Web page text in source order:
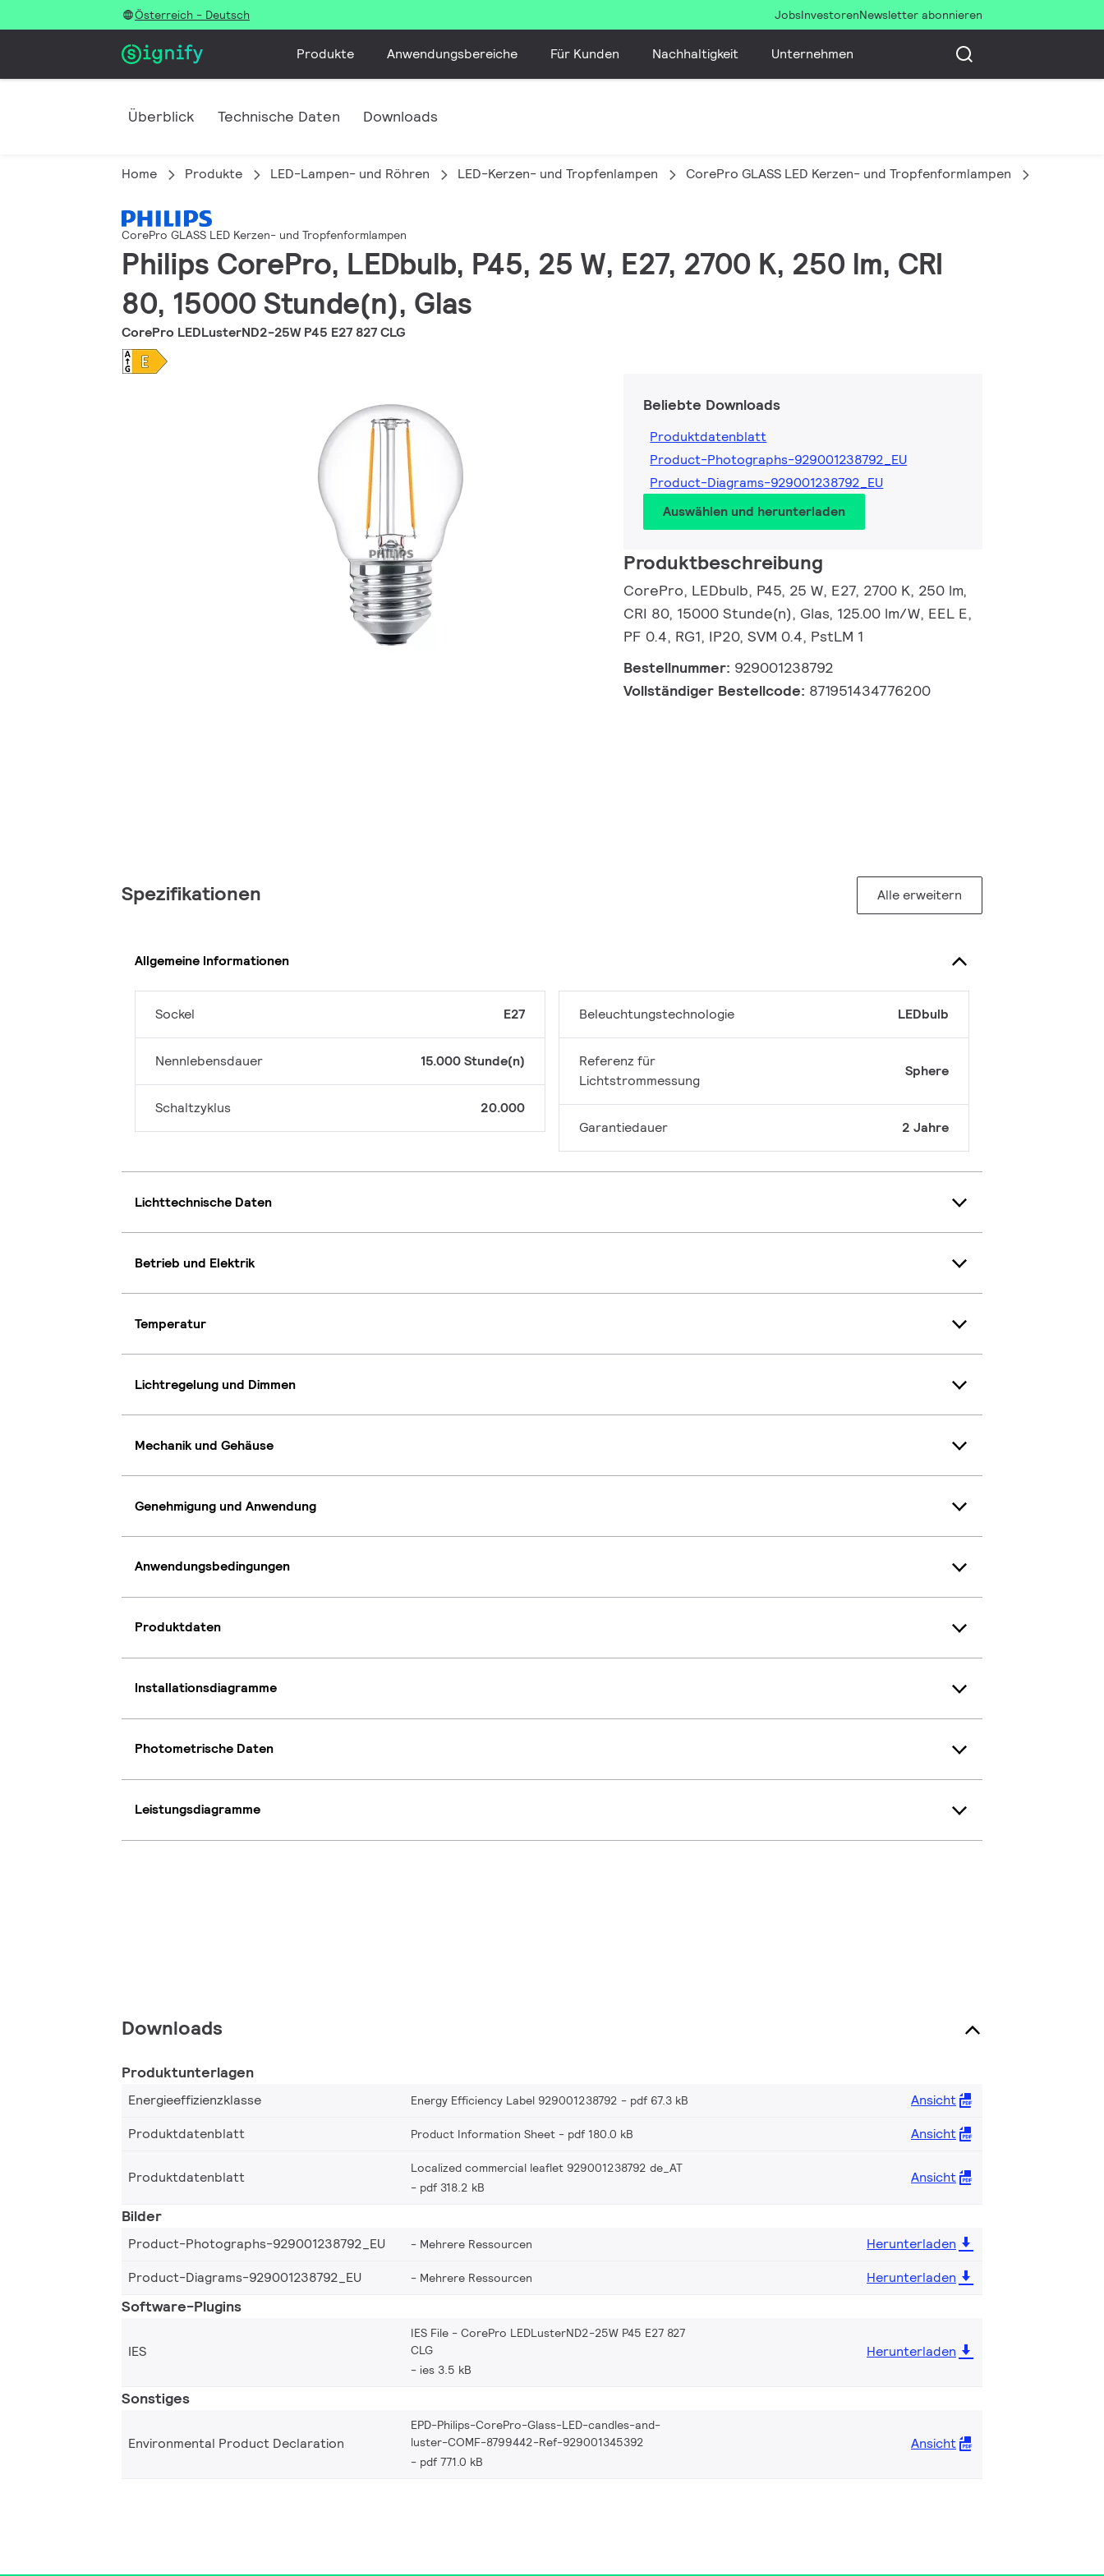
Österreich - Deutsch JobsInvestorenNewsletter abonnieren
Produkte Anwendungsbereiche Für Kunden Nachhaltigkeit Unternehmen
Überblick Technische Daten Downloads
Home Produkte LED-Lampen- und Röhren LED-Kerzen- und Tropfenlampen CorePro GLASS LED Kerzen- und Tropfenformlampen
CorePro GLASS LED Kerzen- und Tropfenformlampen
Philips CorePro, LEDbulb, P45, 25 W, E27, 2700 K, 250 lm, CRI
80, 15000 Stunde(n), Glas
CorePro LEDLusterND2-25W P45 E27 827 CLG
Beliebte Downloads
Produktdatenblatt
Product-Photographs-929001238792_EU
Product-Diagrams-929001238792_EU
Auswählen und herunterladen
Produktbeschreibung
CorePro, LEDbulb, P45, 25 W, E27, 2700 K, 250 lm,
CRI 80, 15000 Stunde(n), Glas, 125.00 lm/W, EEL E,
PF 0.4, RG1, IP20, SVM 0.4, PstLM 1
Bestellnummer: 929001238792
Vollständiger Bestellcode: 871951434776200
Spezifikationen Alle erweitern
Allgemeine Informationen
Sockel E27
Nennlebensdauer 15.000 Stunde(n)
Schaltzyklus 20.000
Beleuchtungstechnologie LEDbulb
Referenz für
Lichtstrommessung
Sphere
Garantiedauer 2 Jahre
Lichttechnische Daten
Betrieb und Elektrik
Temperatur
Lichtregelung und Dimmen
Mechanik und Gehäuse
Genehmigung und Anwendung
Anwendungsbedingungen
Produktdaten
Installationsdiagramme
Photometrische Daten
Leistungsdiagramme
Downloads
Produktunterlagen
Energieeffizienzklasse Energy Efficiency Label 929001238792 pdf 67.3 kB
Ansicht
Produktdatenblatt
Product Information Sheet pdf 180.0 kB Ansicht
Produktdatenblatt
Localized commercial leaflet 929001238792 de_AT
pdf 318.2 kB
Ansicht
Bilder
Product-Photographs-929001238792_EU Mehrere Ressourcen
Herunterladen
Product-Diagrams-929001238792_EU
Mehrere Ressourcen Herunterladen
Software-Plugins
IES
IES File - CorePro LEDLusterND2-25W P45 E27 827
CLG
ies 3.5 kB
Herunterladen
Sonstiges
Environmental Product Declaration
EPD-Philips-CorePro-Glass-LED-candles-and-
luster-COMF-8799442-Ref-929001345392
pdf 771.0 kB
Ansicht